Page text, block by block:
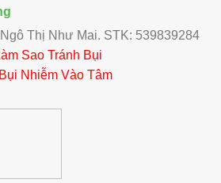
Thị Như Mai. STK: 539839284
Sao Tránh Bụi
Nhiễm Vào Tâm